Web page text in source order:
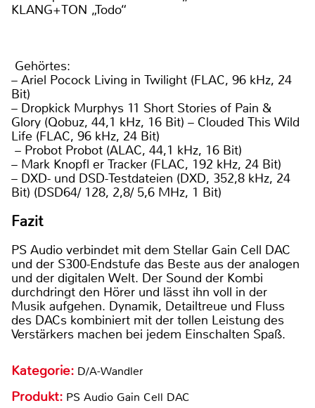
KLANG+TON „Todo“
Gehörtes:
– Ariel Pocock Living in Twilight (FLAC, 96 kHz, 24
Bit)
– Dropkick Murphys 11 Short Stories of Pain &
Glory (Qobuz, 44,1 kHz, 16 Bit) – Clouded This Wild
Life (FLAC, 96 kHz, 24 Bit)
– Probot Probot (ALAC, 44,1 kHz, 16 Bit)
– Mark Knopfl er Tracker (FLAC, 192 kHz, 24 Bit)
– DXD- und DSD-Testdateien (DXD, 352,8 kHz, 24
Bit) (DSD64/ 128, 2,8/ 5,6 MHz, 1 Bit)
Fazit
PS Audio verbindet mit dem Stellar Gain Cell DAC
und der S300-Endstufe das Beste aus der analogen
und der digitalen Welt. Der Sound der Kombi
durchdringt den Hörer und lässt ihn voll in der
Musik aufgehen. Dynamik, Detailtreue und Fluss
des DACs kombiniert mit der tollen Leistung des
Verstärkers machen bei jedem Einschalten Spaß.
Kategorie: D/A-Wandler
Produkt: PS Audio Gain Cell DAC